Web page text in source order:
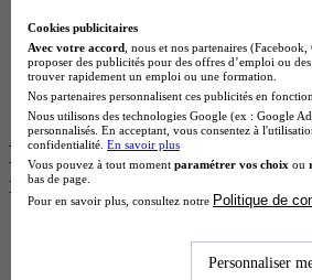
BAC Pro Agora en alternance
BTS Sta en alternance
BTS Iris en alternance
BTS Tpl en alternance
BTS Ati en alternance
Les diplômes par filière
recherchés
Cookies publicitaires
Avec votre accord , nous et nos partenaires
proposer des publicités pour des offres d’emploi ou
trouver rapidement un emploi ou une formation.
Nos partenaires personnalisent ces publicités en
Nous utilisons des technologies Google (ex : Google
personnalisés. En acceptant, vous consentez à
confidentialité. En savoir plus
Vous pouvez à tout moment paramétrer vos choix ou
bas de page.
Pour en savoir plus, consultez notre Politique de
Personnaliser